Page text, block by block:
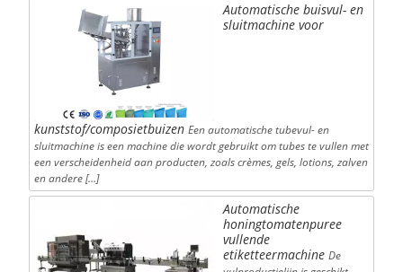
Automatische buisvul- en
sluitmachine voor
kunststof/composietbuizen Een automatische tubevul- en
sluitmachine is een machine die wordt gebruikt om tubes te vullen met
een verscheidenheid aan producten, zoals crèmes, gels, lotions, zalven
en andere […]
Automatische
honingtomatenpuree
vullende
etiketteermachine De